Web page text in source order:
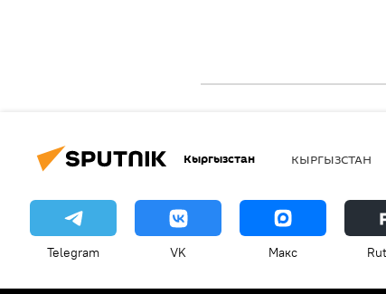
Кыргызстан КЫРГЫЗСТАН
Telegram VK Макс